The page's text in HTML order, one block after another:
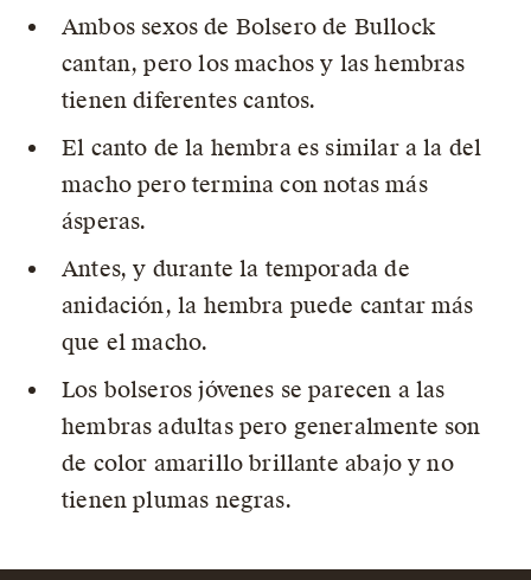
Ambos sexos de Bolsero de Bullock
cantan, pero los machos y las hembras
tienen diferentes cantos.
El canto de la hembra es similar a la del
macho pero termina con notas más
ásperas.
Antes, y durante la temporada de
anidación, la hembra puede cantar más
que el macho.
Los bolseros jóvenes se parecen a las
hembras adultas pero generalmente son
de color amarillo brillante abajo y no
tienen plumas negras.